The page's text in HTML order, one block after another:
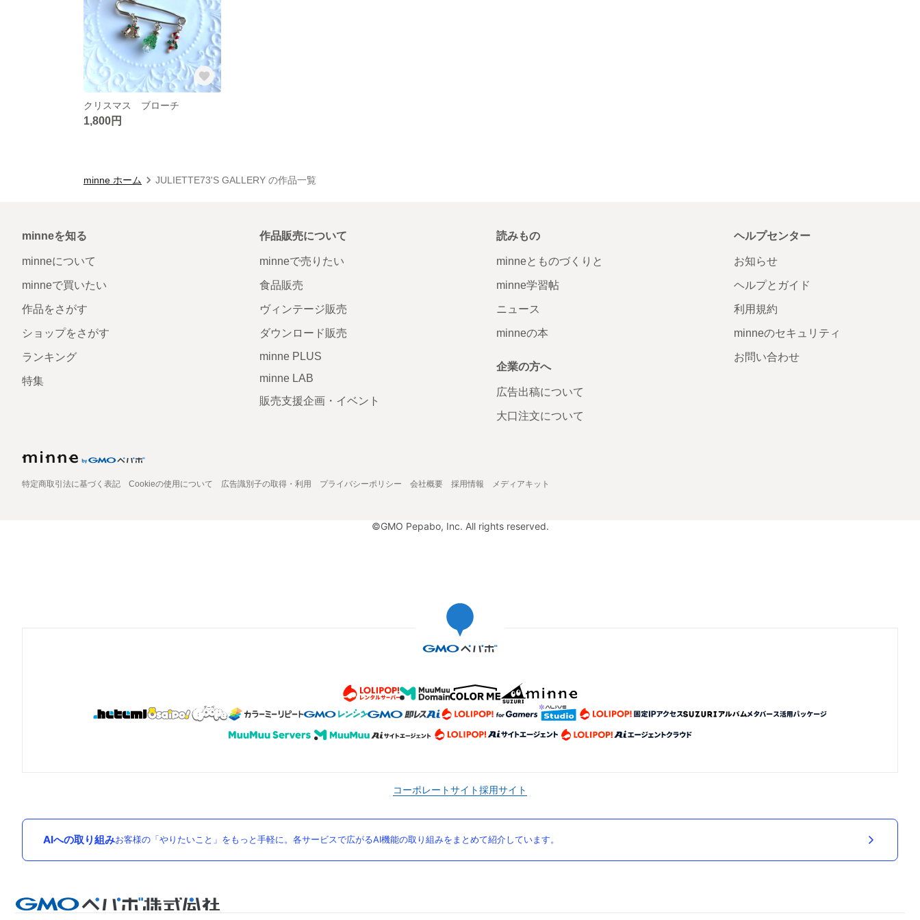
クリスマス ブローチ
1,800円
minne ホーム JULIETTE73'S GALLERY の作品一覧
minneを知る
minneについて
minneで買いたい
作品をさがす
ショップをさがす
ランキング
特集
作品販売について
minneで売りたい
食品販売
ヴィンテージ販売
ダウンロード販売
minne PLUS
minne LAB
販売支援企画・イベント
読みもの
minneとものづくりと
minne学習帖
ニュース
minneの本
企業の方へ
広告出稿について
大口注文について
ヘルプセンター
お知らせ
ヘルプとガイド
利用規約
minneのセキュリティ
お問い合わせ
特定商取引法に基づく表記 Cookieの使用について 広告識別子の取得・利用 プライバシーポリシー 会社概要 採用情報 メディアキット
©GMO Pepabo, Inc. All rights reserved.
コーポレートサイト採用サイト
AIへの取り組みお客様の「やりたいこと」をもっと手軽に。各サービスで広がるAI機能の取り組みをまとめて紹介しています。